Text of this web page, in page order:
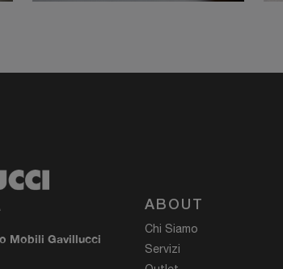
Mobili Gavillucci
ABOUT
Chi Siamo
Servizi